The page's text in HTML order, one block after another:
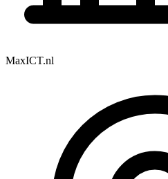
MaxICT.nl